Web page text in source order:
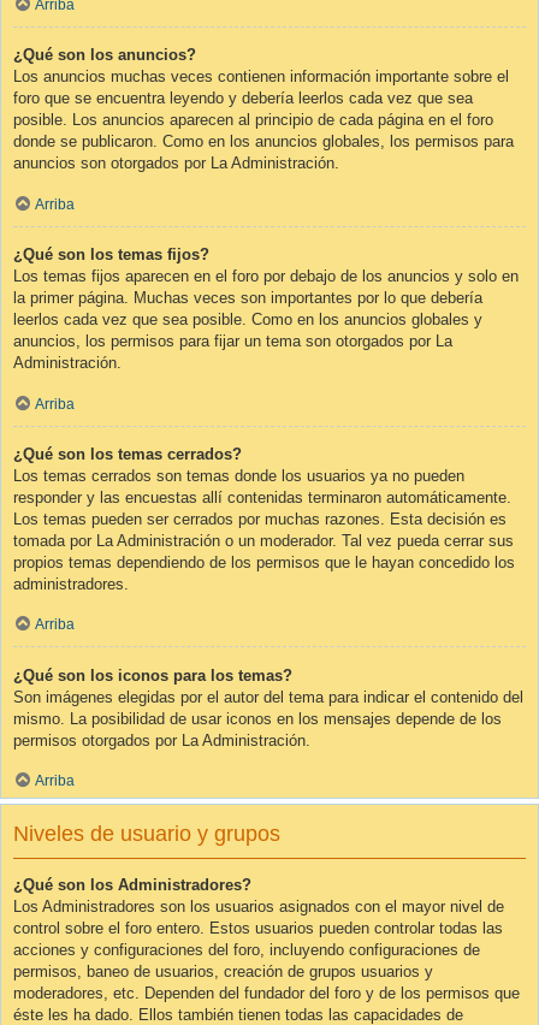
Arriba
¿Qué son los anuncios?
Los anuncios muchas veces contienen información importante sobre el
foro que se encuentra leyendo y debería leerlos cada vez que sea
posible. Los anuncios aparecen al principio de cada página en el foro
donde se publicaron. Como en los anuncios globales, los permisos para
anuncios son otorgados por La Administración.
Arriba
¿Qué son los temas fijos?
Los temas fijos aparecen en el foro por debajo de los anuncios y solo en
la primer página. Muchas veces son importantes por lo que debería
leerlos cada vez que sea posible. Como en los anuncios globales y
anuncios, los permisos para fijar un tema son otorgados por La
Administración.
Arriba
¿Qué son los temas cerrados?
Los temas cerrados son temas donde los usuarios ya no pueden
responder y las encuestas allí contenidas terminaron automáticamente.
Los temas pueden ser cerrados por muchas razones. Esta decisión es
tomada por La Administración o un moderador. Tal vez pueda cerrar sus
propios temas dependiendo de los permisos que le hayan concedido los
administradores.
Arriba
¿Qué son los iconos para los temas?
Son imágenes elegidas por el autor del tema para indicar el contenido del
mismo. La posibilidad de usar iconos en los mensajes depende de los
permisos otorgados por La Administración.
Arriba
Niveles de usuario y grupos
¿Qué son los Administradores?
Los Administradores son los usuarios asignados con el mayor nivel de
control sobre el foro entero. Estos usuarios pueden controlar todas las
acciones y configuraciones del foro, incluyendo configuraciones de
permisos, baneo de usuarios, creación de grupos usuarios y
moderadores, etc. Dependen del fundador del foro y de los permisos que
éste les ha dado. Ellos también tienen todas las capacidades de